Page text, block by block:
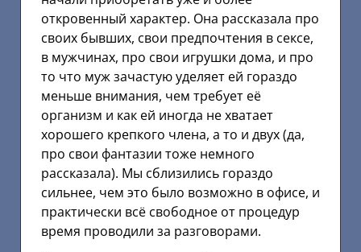
откровенный характер. Она рассказала про
своих бывших, свои предпочтения в сексе,
в мужчинах, про свои игрушки дома, и про
то что муж зачастую уделяет ей гораздо
меньше внимания, чем требует её
организм и как ей иногда не хватает
хорошего крепкого члена, а то и двух (да,
про свои фантазии тоже немного
рассказала). Мы сблизились гораздо
сильнее, чем это было возможно в офисе, и
практически всё свободное от процедур
время проводили за разговорами.